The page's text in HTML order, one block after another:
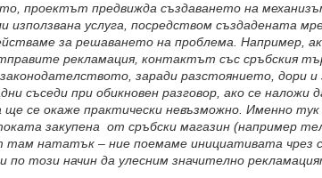
проектът предвижда създаването на
използвана услуга, посредством създадената
за решаването на проблема. Например,
рекламация, контактът със сръбския
заради разстоянието, дори
съседи при обикновен разговор, ако се наложи
се окаже практически невъзможно. Именно
закупена от сръбски магазин (например
там нататък – ние поемаме инициативата чрез
по този начин да улесним значително